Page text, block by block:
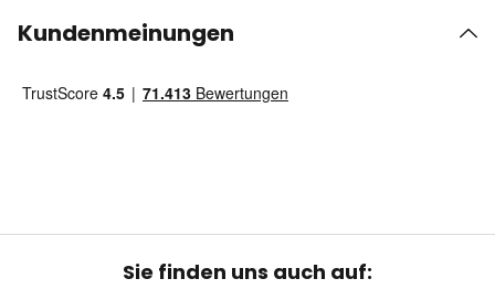
Kundenmeinungen
Sie finden uns auch auf: